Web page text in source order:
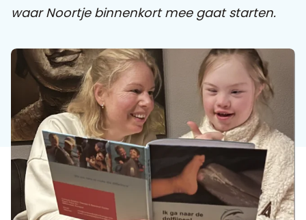
Sophi
Sophi
waar Noortje binnenkort mee gaat starten.